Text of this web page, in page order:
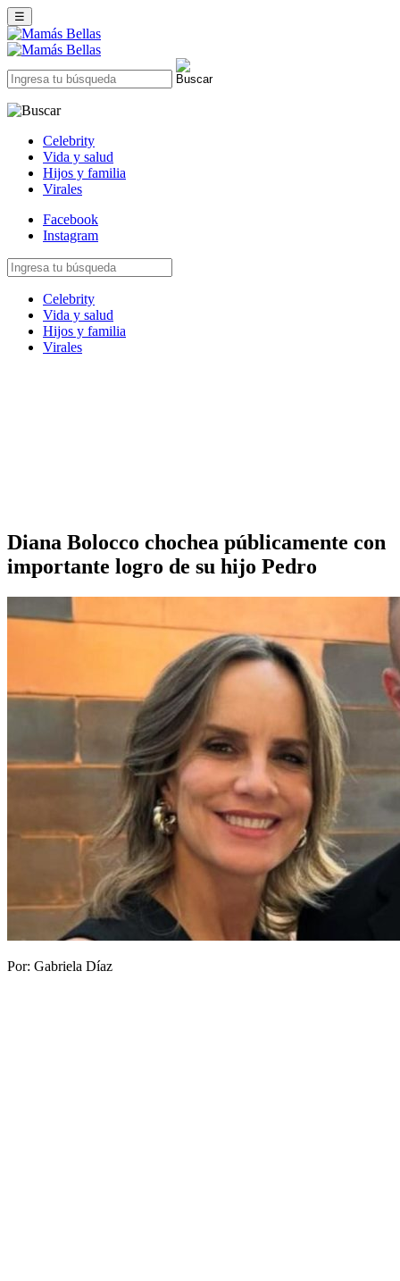
☰
Celebrity
Vida y salud
Hijos y familia
Virales
Facebook
Instagram
Celebrity
Vida y salud
Hijos y familia
Virales
Diana Bolocco chochea públicamente con
importante logro de su hijo Pedro
Por: Gabriela Díaz